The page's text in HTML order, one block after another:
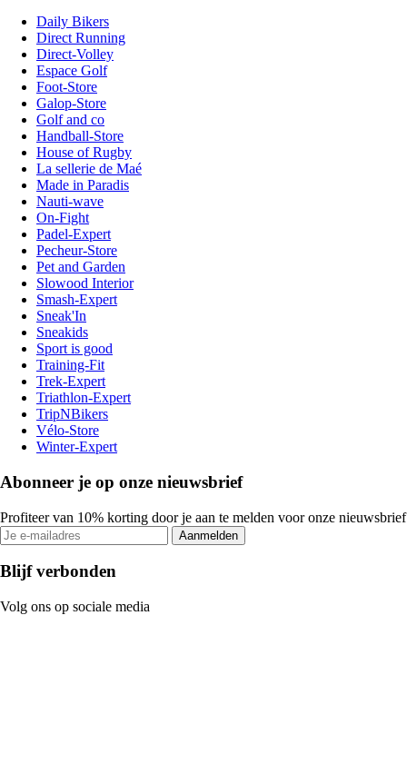
Daily Bikers
Direct Running
Direct-Volley
Espace Golf
Foot-Store
Galop-Store
Golf and co
Handball-Store
House of Rugby
La sellerie de Maé
Made in Paradis
Nauti-wave
On-Fight
Padel-Expert
Pecheur-Store
Pet and Garden
Slowood Interior
Smash-Expert
Sneak'In
Sneakids
Sport is good
Training-Fit
Trek-Expert
Triathlon-Expert
TripNBikers
Vélo-Store
Winter-Expert
Abonneer je op onze nieuwsbrief
Profiteer van 10% korting door je aan te melden voor onze nieuwsbrief
Aanmelden
Blijf verbonden
Volg ons op sociale media